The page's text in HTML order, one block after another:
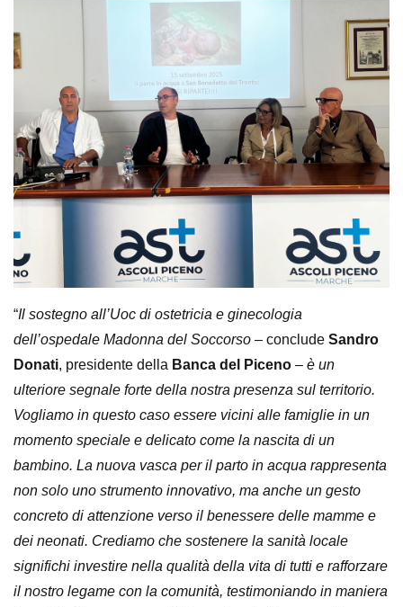
“Il sostegno all’Uoc di ostetricia e ginecologia
dell’ospedale Madonna del Soccorso – conclude Sandro
Donati, presidente della Banca del Piceno – è un
ulteriore segnale forte della nostra presenza sul territorio.
Vogliamo in questo caso essere vicini alle famiglie in un
momento speciale e delicato come la nascita di un
bambino. La nuova vasca per il parto in acqua rappresenta
non solo uno strumento innovativo, ma anche un gesto
concreto di attenzione verso il benessere delle mamme e
dei neonati. Crediamo che sostenere la sanità locale
significhi investire nella qualità della vita di tutti e rafforzare
il nostro legame con la comunità, testimoniando in maniera